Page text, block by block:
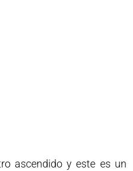
ascendido y este es un